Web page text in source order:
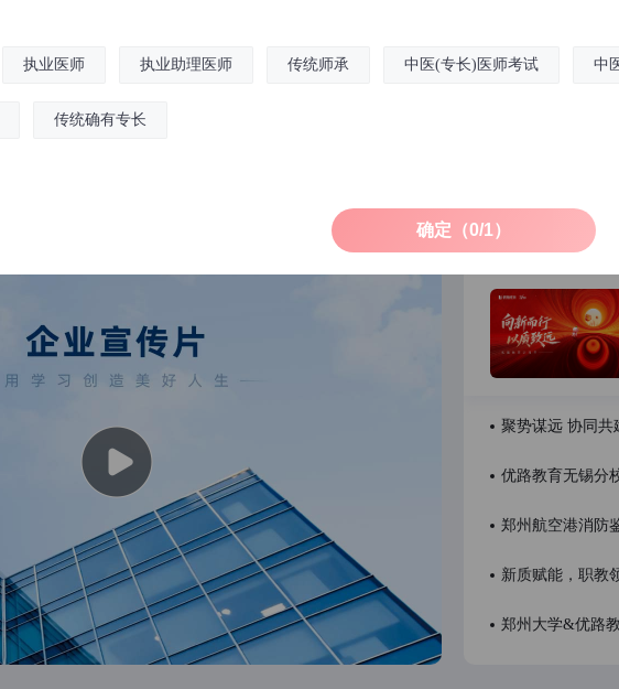
，
教师简介：
松活跃，擅于总结，将教材内
忆，提升备考能力。
李重怡 中级安全工程师
程，能够知晓学生学习痛点所
在，做到针对性讲解。授课风
格风趣幽默，深入浅出，擅长
聚势谋远 协同共
优路教育无锡分
郑州航空港消防
新质赋能，职教
郑州大学&优路
执业医师 执业助理医师 传统师承 中医(专长)医师考试 中
传统确有专长
养老服务师 社会工作师 助理社会
老年人能力评
食品企业负责人
中级会计师 会计实操
试
确定（0/1）